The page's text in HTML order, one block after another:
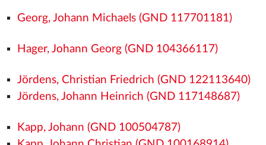
Georg, Johann Michaels (GND 117701181)
Hager, Johann Georg (GND 104366117)
Jördens, Christian Friedrich (GND 122113640)
Jördens, Johann Heinrich (GND 117148687)
Kapp, Johann (GND 100504787)